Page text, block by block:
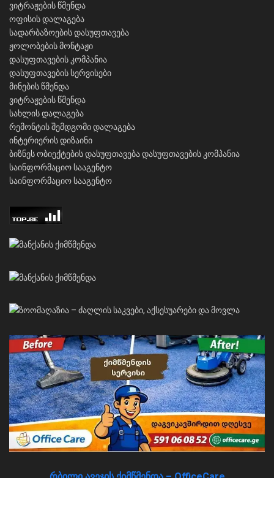
ვიტრაჟების წმენდა
ოფისის დალაგება
სადარბაზოების დასუფთავება
ჟოლობების მონტაჟი
დასუფთავების კომპანია
დასუფთავების სერვისები
მინების წმენდა
ვიტრაჟების წმენდა
სახლის დალაგება
რემონტის შემდგომი დალაგება
ინტერიერის დიზაინი
ბიზნეს ობიექტების დასუფთავებადასუფთავების კომპანია
საინფორმაციო სააგენტო
საინფორმაციო სააგენტო
რბილი ავეჯის ქიმწმენდა – OfficeCare